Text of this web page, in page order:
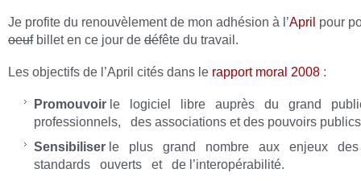
Je profite du renouvèlement de mon adhésion à l’April pour
oeufbillet en ce jour de défête du travail.
Les objectifs de l’April cités dans le rapport moral 2008 :
Promouvoir le logiciel libre auprès du grand
professionnels, des associations et des pouvoirs
Sensibiliser le plus grand nombre aux enjeux
standards ouverts et de l’interopérabilité.